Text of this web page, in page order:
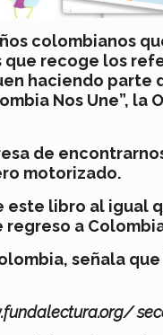
colombianos
recoge los
haciendo
Nos Une”, la
de
motorizado.
este libro al
regreso a
señala